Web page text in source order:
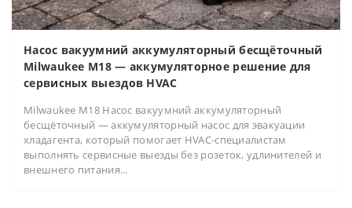
Насос вакуумний аккумуляторный бесщёточный
Milwaukee M18 — аккумуляторное решение для
сервисных выездов HVAC
Milwaukee M18 Насос вакуумний аккумуляторный
бесщёточный — аккумуляторный насос для эвакуации
хладагента, который помогает HVAC-специалистам
выполнять сервисные выезды без розеток, удлинителей и
внешнего питания...